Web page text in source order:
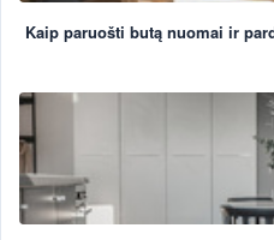
Kaip paruošti butą nuomai ir